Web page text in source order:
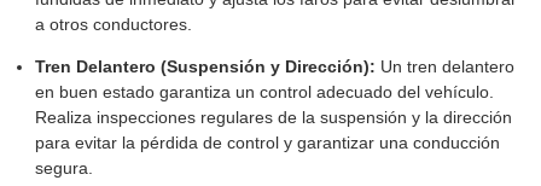
a otros conductores.
Tren Delantero (Suspensión y Dirección): Un tren delantero
en buen estado garantiza un control adecuado del vehículo.
Realiza inspecciones regulares de la suspensión y la dirección
para evitar la pérdida de control y garantizar una conducción
segura.